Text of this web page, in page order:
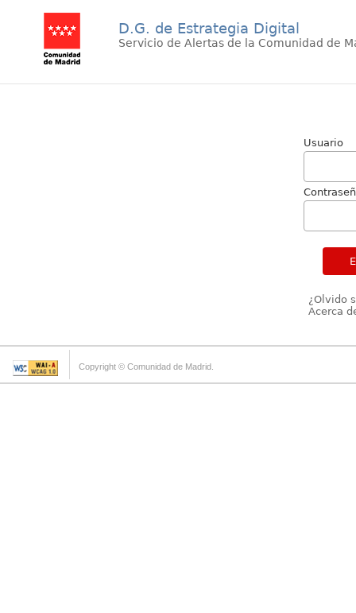
D.G. de Estrategia Digital
Servicio de Alertas de la Comunidad de
Usuario
¿Olvido
Acerca
Copyright © Comunidad de Madrid.